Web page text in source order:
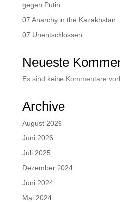
gegen Putin
07 Anarchy in the Kazakhstan
07 Unentschlossen
Neueste
Es sind keine Kommentare
Archive
August 2026
Juni 2026
Juli 2025
Dezember 2024
Juni 2024
Mai 2024